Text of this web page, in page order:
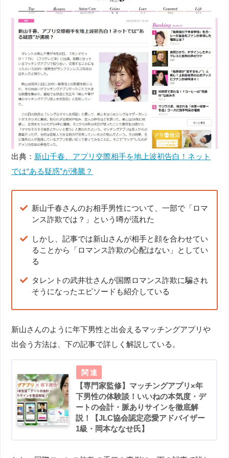
出典： 新山千春、アプリ交際相手を地上波初告白！ネット
では“ある疑惑”が沸騰？
新山千春さんのお相手男性について、一部で「ロマ
ンス詐欺では？」という噂が流れた
しかし、記事では新山さんが相手と顔を合わせてい
ることから「ロマンス詐欺の心配はない」としてい
る
タレントの武井壮さんが国際ロマンス詐欺に騙され
そうになったエピソードも紹介している
新山さんのように年下男性と出会えるマッチングアプリや
出会う方法は、下の記事で詳しく解説している。
【専門家監修】マッチングアプリ×年
下男性の体験談！いいねの本気度・デ
ートの会計・脈ありサインを徹底解
説！【JLC協会認定恋愛アドバイザー
1級・岡本ななせ氏】